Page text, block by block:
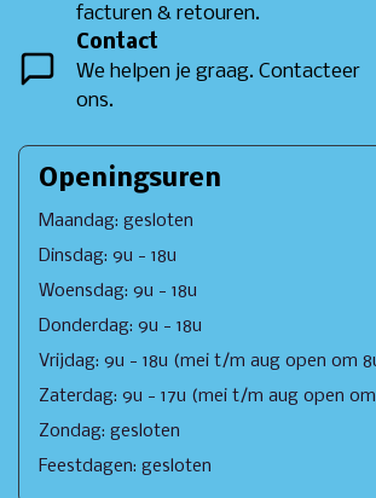
facturen & retouren.
Contact
We helpen je graag. Contacteer
ons.
Openingsuren
Maandag: gesloten
Dinsdag: 9u - 18u
Woensdag: 9u - 18u
Donderdag: 9u - 18u
Vrijdag: 9u - 18u (mei t/m aug open om
Zaterdag: 9u - 17u (mei t/m aug open
Zondag: gesloten
Feestdagen: gesloten